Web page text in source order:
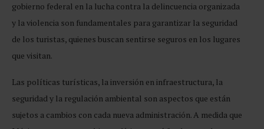
gobierno federal en la lucha contra la delincuencia organizada
y la violencia son fundamentales para garantizar la seguridad
de los turistas, quienes buscan sentirse seguros en los lugares
que visitan.
Las políticas turísticas, la inversión en infraestructura, la
seguridad y la regulación ambiental son aspectos que están
sujetos a cambios con cada nueva administración. A medida que